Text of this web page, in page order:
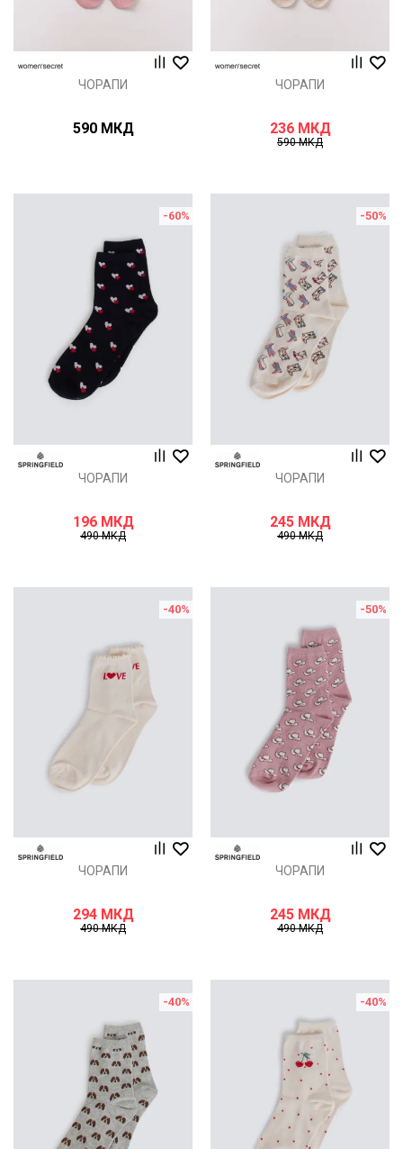
ЧОРАПИ
590 МКД
ЧОРАПИ
236 МКД
590МКД
-60%
ЧОРАПИ
196 МКД
490МКД
-50%
ЧОРАПИ
245 МКД
490МКД
-40%
ЧОРАПИ
294 МКД
490МКД
-50%
ЧОРАПИ
245 МКД
490МКД
-40% -40%